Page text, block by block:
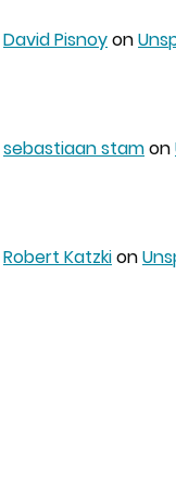
David Pisnoyon
sebastiaan stamon
Robert Katzkion